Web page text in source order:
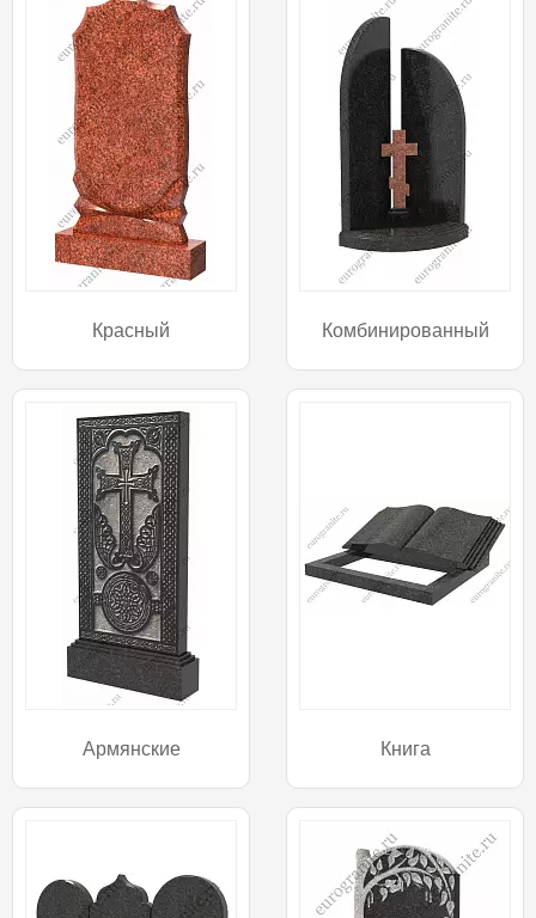
Красный Комбинированный
Армянские Книга